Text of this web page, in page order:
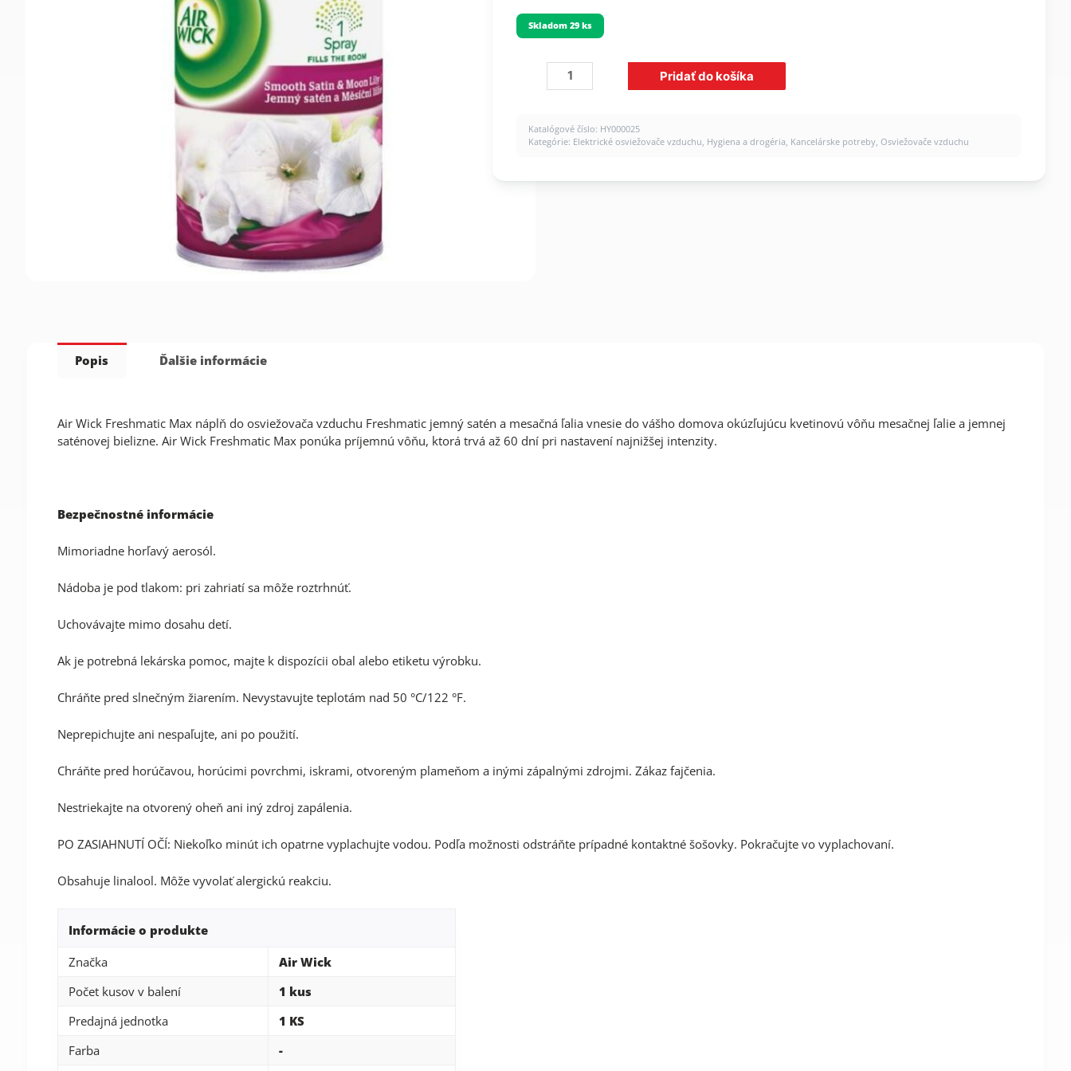
Skladom 29 ks
množstvo
Automat
náplň
Pridať do košíka
Katalógové číslo: HY000025
Kategórie: Elektrické osviežovače vzduchu Hygiena a drogéria Kancelárske potreby ,Osviežovače vzduchu
Popis Ďalšie informácie
Air Wick Freshmatic Max náplň do osviežovača vzduchu Freshmatic jemný satén a mesačná ľalia vnesie do vášho domova okúzľujúcu kvetinovú vôňu mesačnej ľalie a jemnej
saténovej bielizne. Air Wick Freshmatic Max ponúka príjemnú vôňu, ktorá trvá až 60 dní pri nastavení najnižšej intenzity.
Bezpečnostné informácie
Mimoriadne horľavý aerosól.
Nádoba je pod tlakom: pri zahriatí sa môže roztrhnúť.
Uchovávajte mimo dosahu detí.
Ak je potrebná lekárska pomoc, majte k dispozícii obal alebo etiketu výrobku.
Chráňte pred slnečným žiarením. Nevystavujte teplotám nad 50 °C/122 °F.
Neprepichujte ani nespaľujte, ani po použití.
Chráňte pred horúčavou, horúcimi povrchmi, iskrami, otvoreným plameňom a inými zápalnými zdrojmi. Zákaz fajčenia.
Nestriekajte na otvorený oheň ani iný zdroj zapálenia.
PO ZASIAHNUTÍ OČÍ: Niekoľko minút ich opatrne vyplachujte vodou. Podľa možnosti odstráňte prípadné kontaktné šošovky. Pokračujte vo vyplachovaní.
Obsahuje linalool. Môže vyvolať alergickú reakciu.
Informácie o produkte
Značka
Air Wick
Počet kusov v balení
1 kus
Predajná jednotka
1 KS
Farba
-